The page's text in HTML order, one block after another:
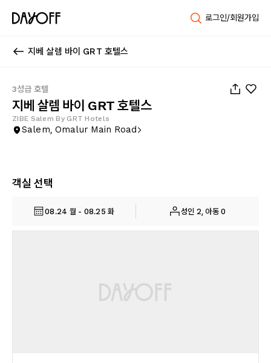
로그인/회원가입
지베 살렘 바이 GRT 호텔스
3성급 호텔
지베 살렘 바이 GRT 호텔스
ZIBE Salem By GRT Hotels
Salem, Omalur Main Road
객실 선택
08.24 월 - 08.25 화 성인 2, 아동 0